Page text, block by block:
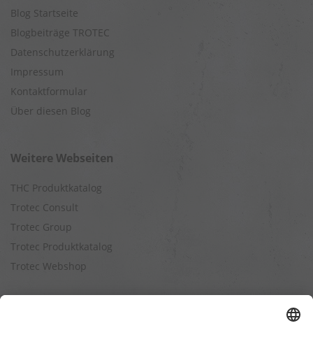
Blog Startseite
Blogbeiträge TROTEC
Datenschutzerklärung
Impressum
Kontaktformular
Über diesen Blog
Weitere Webseiten
THC Produktkatalog
Trotec Consult
Trotec Group
Trotec Produktkatalog
Trotec Webshop